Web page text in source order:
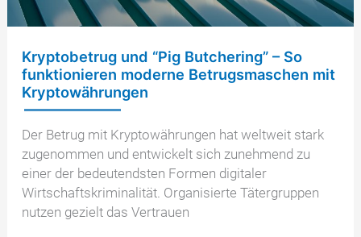
Kryptobetrug und “Pig Butchering” – So
funktionieren moderne Betrugsmaschen mit
Kryptowährungen
Der Betrug mit Kryptowährungen hat weltweit stark
zugenommen und entwickelt sich zunehmend zu
einer der bedeutendsten Formen digitaler
Wirtschaftskriminalität. Organisierte Tätergruppen
nutzen gezielt das Vertrauen